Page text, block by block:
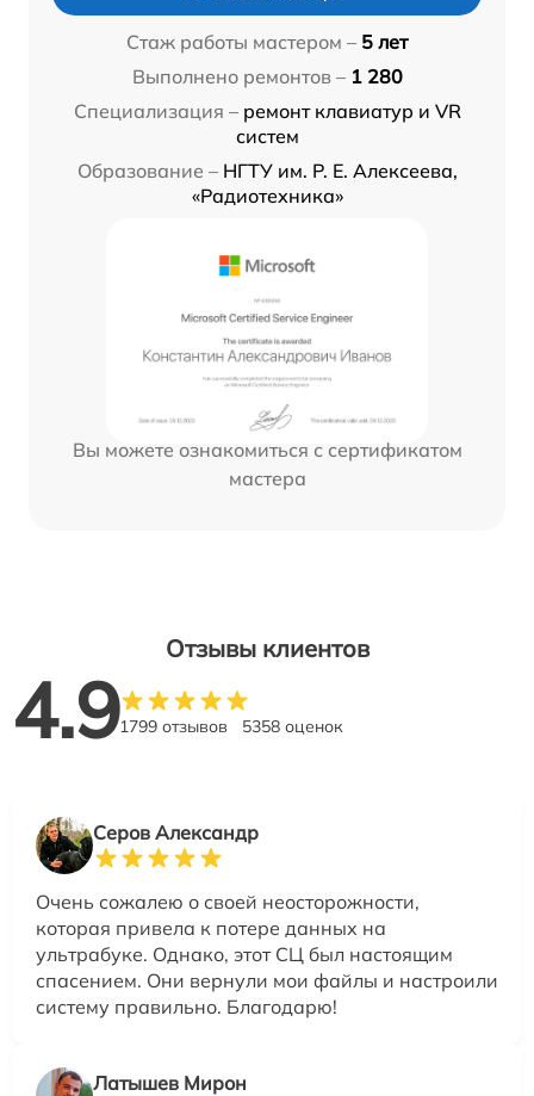
Стаж работы мастером – 5 лет
Выполнено ремонтов – 1 280
Специализация – ремонт клавиатур и VR
систем
Образование – НГТУ им. Р. Е. Алексеева,
«Радиотехника»
Вы можете ознакомиться с сертификатом
мастера
Отзывы клиентов
4.91799 отзывов 5358 оценок
Серов Александр
Очень сожалею о своей неосторожности,
которая привела к потере данных на
ультрабуке. Однако, этот СЦ был настоящим
спасением. Они вернули мои файлы и настроили
систему правильно. Благодарю!
Латышев Мирон